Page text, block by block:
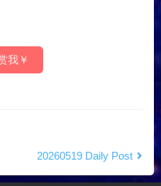
我￥
20260519 Daily Post